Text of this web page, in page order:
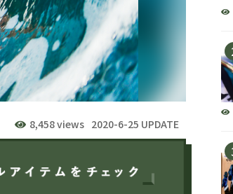
8,458 views 2020-6-25 UPDATE